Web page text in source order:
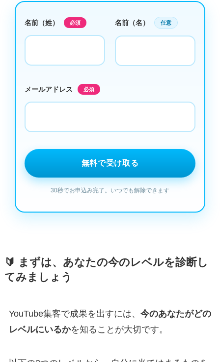
名前（姓） 必須 名前（名） 任意
メールアドレス 必須
🔰 まずは、あなたの今のレベルを診断し
てみましょう
YouTube集客で成果を出すには、 今のあなたがどの
レベルにいるかを知ることが大切です。